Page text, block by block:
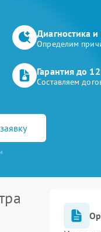
Диагностика
Определим
Гарантия до
Составляем